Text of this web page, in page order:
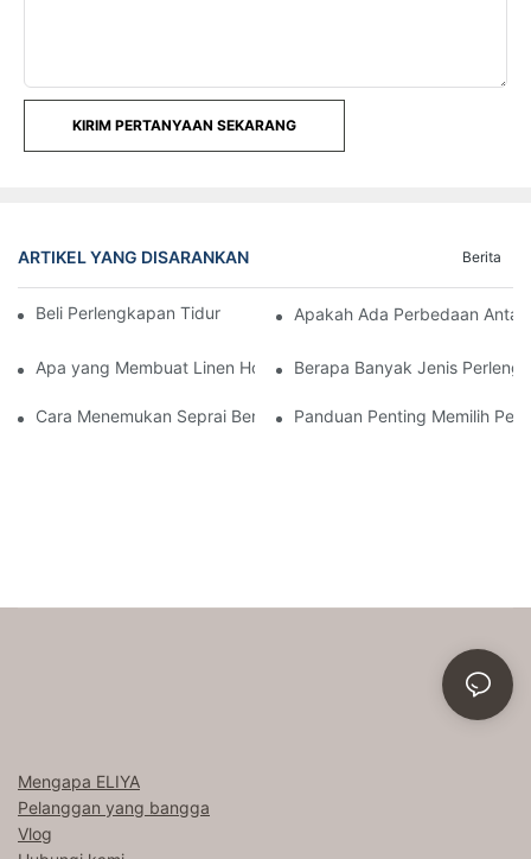
KIRIM PERTANYAAN SEKARANG
ARTIKEL YANG DISARANKAN Berita
Beli Perlengkapan Tidur Hotel & Motel Grosir Online
Apakah Ada Perbedaan
Apa yang Membuat Linen Hotel Begitu Nyaman?
Berapa Banyak Jenis
Cara Menemukan Seprai Berkualitas Baik Seperti yang
Panduan Penting Memilih
Mengapa ELIYA
Pelanggan yang bangga
Vlog